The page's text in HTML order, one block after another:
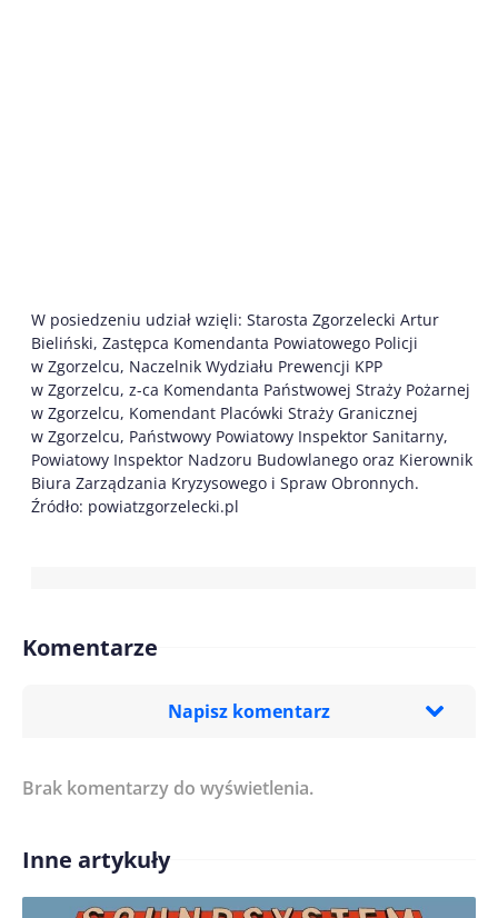
W posiedzeniu udział wzięli: Starosta Zgorzelecki Artur
Bieliński, Zastępca Komendanta Powiatowego Policji
w Zgorzelcu, Naczelnik Wydziału Prewencji KPP
w Zgorzelcu, z-ca Komendanta Państwowej Straży Pożarnej
w Zgorzelcu, Komendant Placówki Straży Granicznej
w Zgorzelcu, Państwowy Powiatowy Inspektor Sanitarny,
Powiatowy Inspektor Nadzoru Budowlanego oraz Kierownik
Biura Zarządzania Kryzysowego i Spraw Obronnych.
Źródło: powiatzgorzelecki.pl
Komentarze
Napisz komentarz
Treść komentarza*
Imię/ Nick*
Brak komentarzy do wyświetlenia.
Inne artykuły